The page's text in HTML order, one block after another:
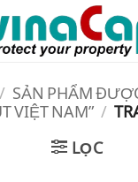
/ SẢN PHẨM
VIỆT NAM” /
LỌC